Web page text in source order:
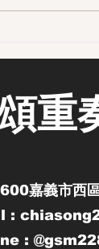
重
嘉義市西
:
: